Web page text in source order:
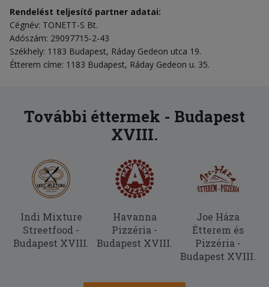
Rendelést teljesítő partner adatai:
Cégnév: TONETT-S Bt.
Adószám: 29097715-2-43
Székhely: 1183 Budapest, Ráday Gedeon utca 19.
Étterem címe: 1183 Budapest, Ráday Gedeon u. 35.
További éttermek - Budapest
XVIII.
Indi Mixture
Streetfood -
Budapest XVIII.
Havanna
Pizzéria -
Budapest XVIII.
Joe Háza
Étterem és
Pizzéria -
Budapest XVIII.